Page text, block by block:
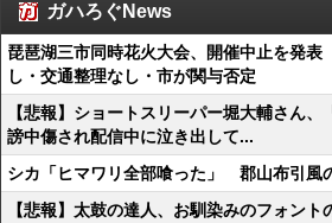
ガハろぐNews
琵琶湖三市同時花火大会、開催中止を発
し・交通整理なし・市が関与否定
【悲報】ショートスリーパー堀大輔さん
謗中傷され配信中に泣き出して...
シカ「ヒマワリ全部喰った」 郡山布引風
【悲報】太鼓の達人、お馴染みのフォン